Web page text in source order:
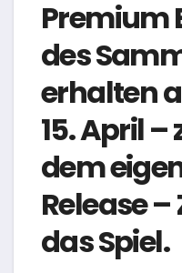
Premium
des
erhalten
15. April –
dem
Release
das Spiel.